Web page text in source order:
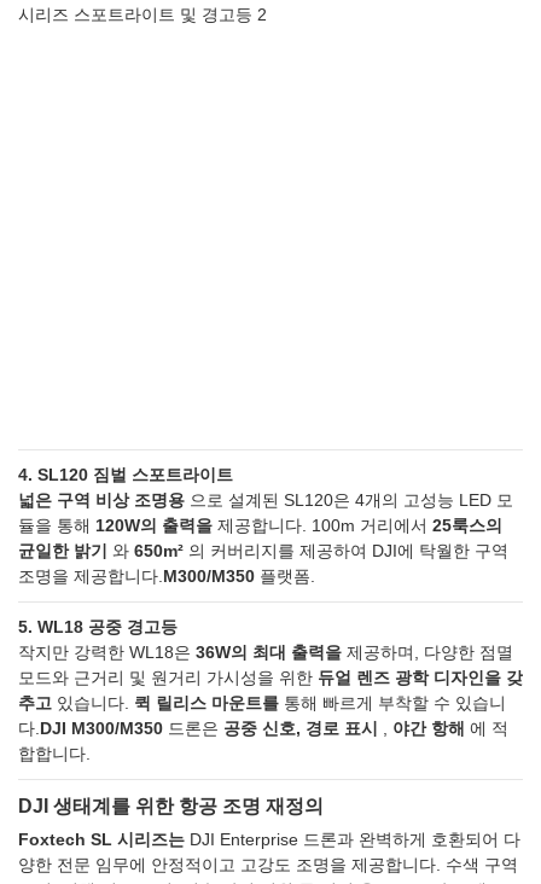
4. SL120 짐벌 스포트라이트
넓은 구역 비상 조명용 으로 설계된 SL120은 4개의 고성능 LED 모
듈을 통해 120W의 출력을 제공합니다. 100m 거리에서 25룩스의
균일한 밝기
와 650m² 의 커버리지를 제공하여 DJI에 탁월한 구역
조명을 제공합니다.M300/M350 플랫폼.
5. WL18 공중 경고등
작지만 강력한 WL18은 36W의 최대 출력을 제공하며, 다양한 점멸
모드와 근거리 및 원거리 가시성을 위한 듀얼 렌즈 광학 디자인을 갖
추고 있습니다. 퀵 릴리스 마운트를 통해 빠르게 부착할 수 있습니
다.DJI M300/M350 드론은 공중 신호, 경로 표시 , 야간 항해 에 적
합합니다.
DJI 생태계를 위한 항공 조명 재정의
Foxtech SL 시리즈는 DJI Enterprise 드론과 완벽하게 호환되어 다
양한 전문 임무에 안정적이고 고강도 조명을 제공합니다. 수색 구역